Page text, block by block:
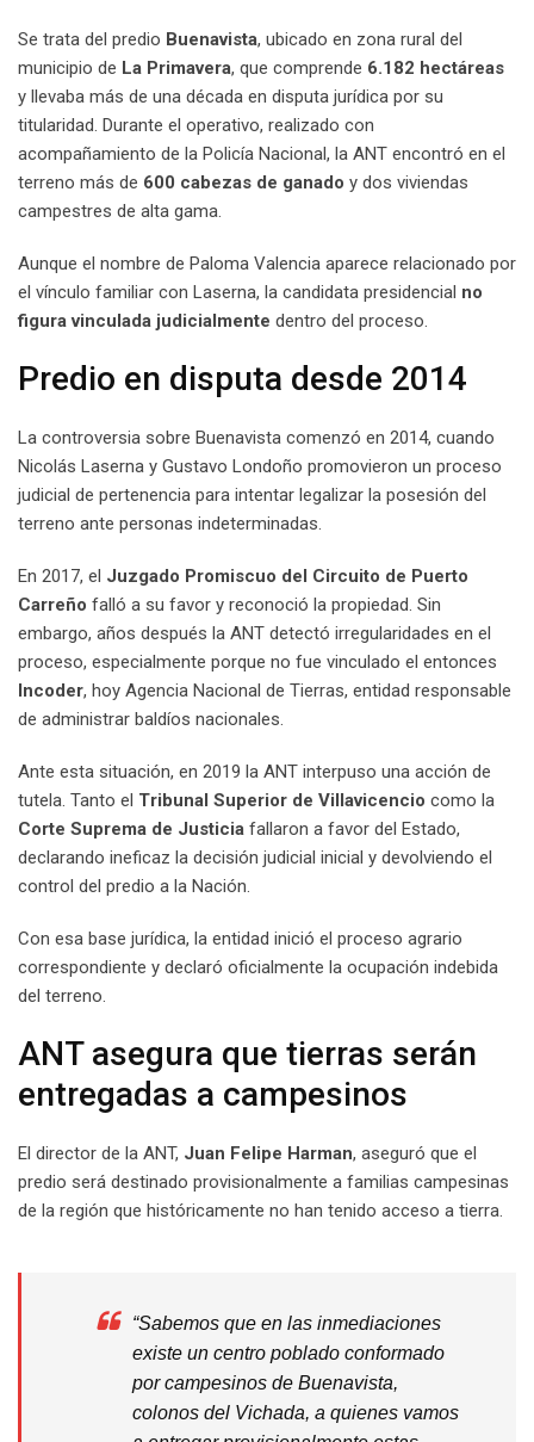
Se trata del predio Buenavista, ubicado en zona rural del
municipio de La Primavera, que comprende 6.182 hectáreas
y llevaba más de una década en disputa jurídica por su
titularidad. Durante el operativo, realizado con
acompañamiento de la Policía Nacional, la ANT encontró en el
terreno más de 600 cabezas de ganado y dos viviendas
campestres de alta gama.
Aunque el nombre de Paloma Valencia aparece relacionado por
el vínculo familiar con Laserna, la candidata presidencial no
figura vinculada judicialmente dentro del proceso.
Predio en disputa desde 2014
La controversia sobre Buenavista comenzó en 2014, cuando
Nicolás Laserna y Gustavo Londoño promovieron un proceso
judicial de pertenencia para intentar legalizar la posesión del
terreno ante personas indeterminadas.
En 2017, el Juzgado Promiscuo del Circuito de Puerto
Carreño falló a su favor y reconoció la propiedad. Sin
embargo, años después la ANT detectó irregularidades en el
proceso, especialmente porque no fue vinculado el entonces
Incoder, hoy Agencia Nacional de Tierras, entidad responsable
de administrar baldíos nacionales.
Ante esta situación, en 2019 la ANT interpuso una acción de
tutela. Tanto el Tribunal Superior de Villavicencio como la
Corte Suprema de Justicia fallaron a favor del Estado,
declarando ineficaz la decisión judicial inicial y devolviendo el
control del predio a la Nación.
Con esa base jurídica, la entidad inició el proceso agrario
correspondiente y declaró oficialmente la ocupación indebida
del terreno.
ANT asegura que tierras serán
entregadas a campesinos
El director de la ANT, Juan Felipe Harman, aseguró que el
predio será destinado provisionalmente a familias campesinas
de la región que históricamente no han tenido acceso a tierra.
“Sabemos que en las inmediaciones
existe un centro poblado conformado
por campesinos de Buenavista,
colonos del Vichada, a quienes vamos